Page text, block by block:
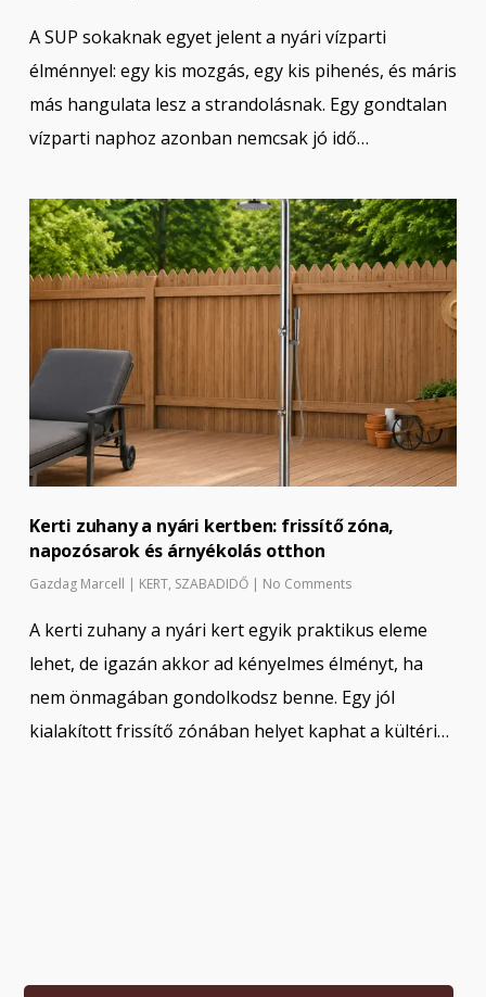
A SUP sokaknak egyet jelent a nyári vízparti
élménnyel: egy kis mozgás, egy kis pihenés, és máris
más hangulata lesz a strandolásnak. Egy gondtalan
vízparti naphoz azonban nemcsak jó idő…
Kerti zuhany a nyári kertben: frissítő zóna,
napozósarok és árnyékolás otthon
Gazdag Marcell | KERT, SZABADIDŐ | No Comments
A kerti zuhany a nyári kert egyik praktikus eleme
lehet, de igazán akkor ad kényelmes élményt, ha
nem önmagában gondolkodsz benne. Egy jól
kialakított frissítő zónában helyet kaphat a kültéri…